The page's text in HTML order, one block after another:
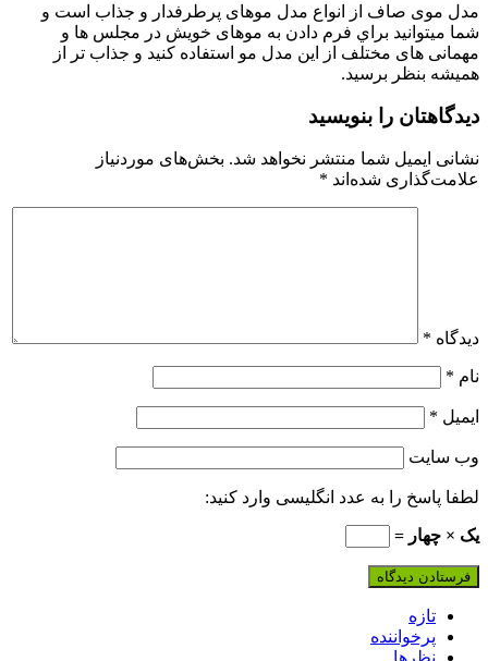
مدل موی صاف از انواع مدل موهای پرطرفدار و جذاب است و
شما میتوانید براي فرم دادن به موهای خویش در مجلس ها و
مهمانی های مختلف از این مدل مو استفاده کنید و جذاب تر از
همیشه بنظر برسید.
دیدگاهتان را بنویسید
نشانی ایمیل شما منتشر نخواهد شد. بخش‌های موردنیاز
علامت‌گذاری شده‌اند *
دیدگاه *
نام *
ایمیل *
وب‌ سایت
لطفا پاسخ را به عدد انگلیسی وارد کنید:
یک × چهار =
تازه
پرخواننده